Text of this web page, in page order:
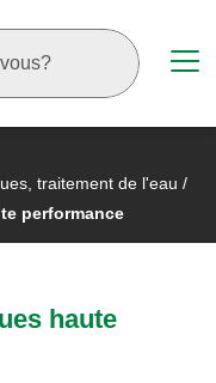
traitement de l'eau /
performance
haute